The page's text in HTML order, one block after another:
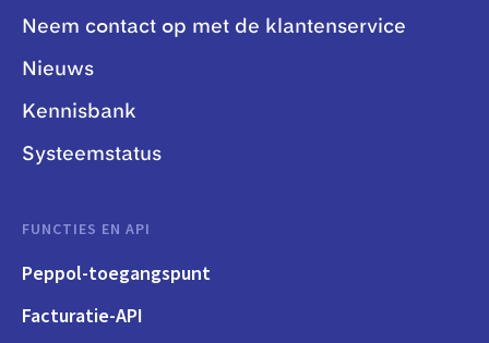
Neem contact op met de klantenservice
Nieuws
Kennisbank
Systeemstatus
FUNCTIES EN API
Peppol-toegangspunt
Facturatie-API